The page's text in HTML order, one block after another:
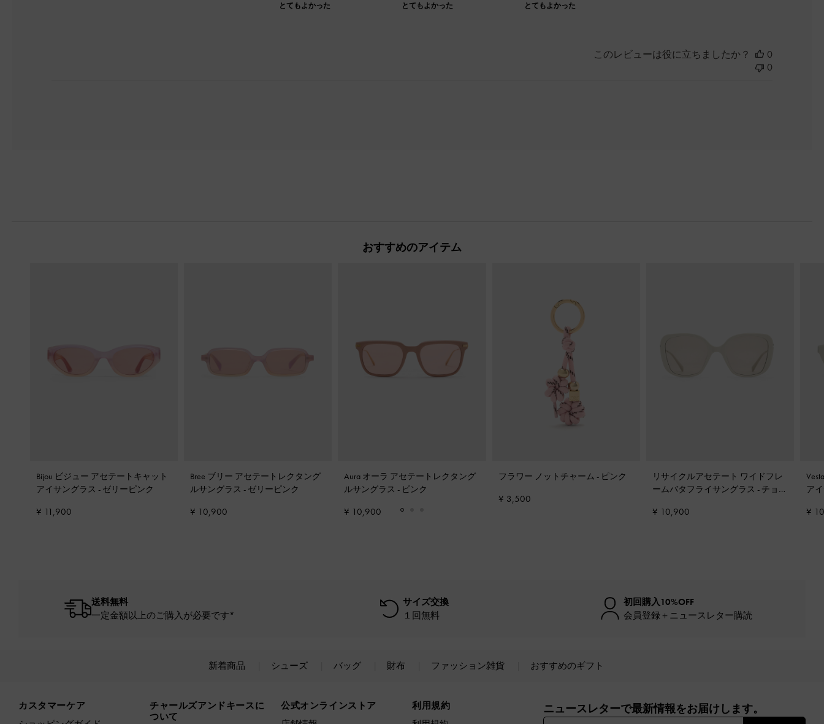
とてもよかった とてもよかった とてもよかった
このレビューは役に立ちましたか？
0
0
おすすめのアイテム
Bijou ビジュー アセテートキャット
アイサングラス - ゼリーピンク
¥ 11,900
Bree ブリー アセテートレクタング
ルサングラス - ゼリーピンク
¥ 10,900
Aura オーラ アセテートレクタング
ルサングラス - ピンク
¥ 10,900
フラワー ノットチャーム - ピンク
¥ 3,500
リサイクルアセテート ワイドフレ
ームバタフライサングラス - チョー
¥ 10,900
ア
¥
送料無料
一定金額以上のご購入が必要です*
サイズ交換
１回無料
初回購入10%OFF
会員登録＋ニュースレター購読
新着商品 シューズ バッグ 財布 ファッション雑貨 おすすめのギフト
カスタマーケア
チャールズアンドキースに
ついて
公式オンラインストア
利用規約
ニュースレターで最新情報をお届けします。​